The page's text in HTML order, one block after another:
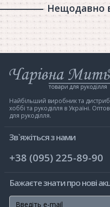
Нещодавно
Інтернет-
магазин
Мить
Найбільший виробник та
хоббі та рукоділля в Україні.
для рукоділля.
Зв`яжіться з нами
+38 (095) 225-89-90
Бажаєте знати про нові